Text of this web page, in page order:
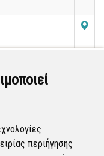
περιήγησης
στην Οδό
μαζί με